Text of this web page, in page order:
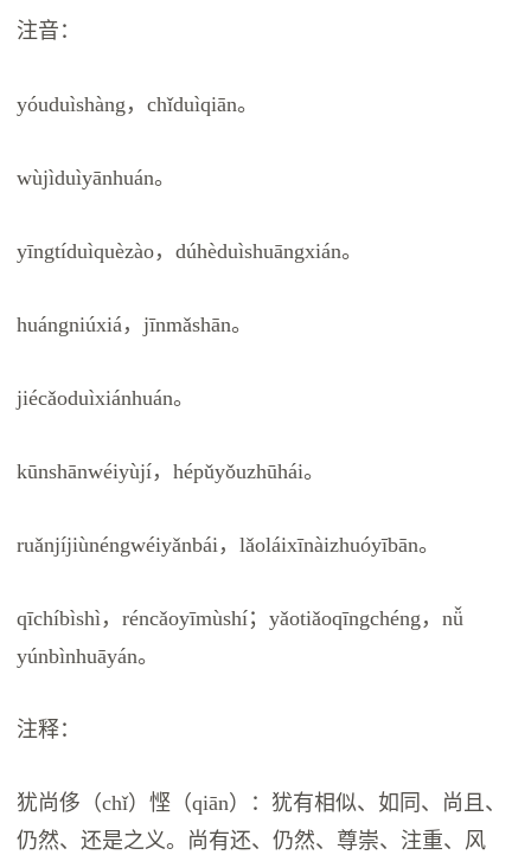
注音：
yóuduìshàng，chǐduìqiān。
wùjìduìyānhuán。
yīngtíduìquèzào，dúhèduìshuāngxián。
huángniúxiá，jīnmǎshān。
jiécǎoduìxiánhuán。
kūnshānwéiyùjí，hépǔyǒuzhūhái。
ruǎnjíjiùnéngwéiyǎnbái，lǎoláixīnàizhuóyībān。
qīchíbìshì，réncǎoyīmùshí；yǎotiǎoqīngchéng，nǚ
yúnbìnhuāyán。
注释：
犹尚侈（chǐ）悭（qiān）：犹有相似、如同、尚且、
仍然、还是之义。尚有还、仍然、尊崇、注重、风